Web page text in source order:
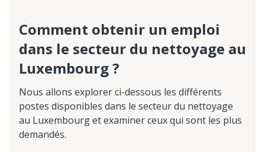
Comment obtenir un emploi
dans le secteur du nettoyage au
Luxembourg ?
Nous allons explorer ci-dessous les différents
postes disponibles dans le secteur du nettoyage
au Luxembourg et examiner ceux qui sont les plus
demandés.